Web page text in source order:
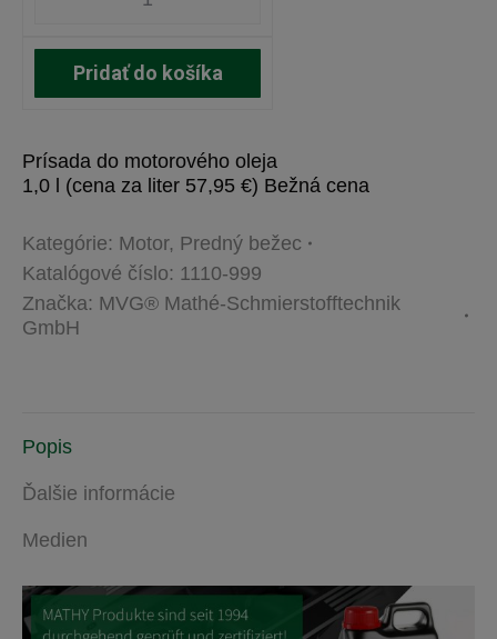
Pridať do košíka
Prísada do motorového oleja
1,0 l (cena za liter 57,95 €) Bežná cena
Kategórie: Motor, Predný bežec
Katalógové číslo: 1110-999
Značka: MVG® Mathé-Schmierstofftechnik
GmbH
Popis
Ďalšie informácie
Medien